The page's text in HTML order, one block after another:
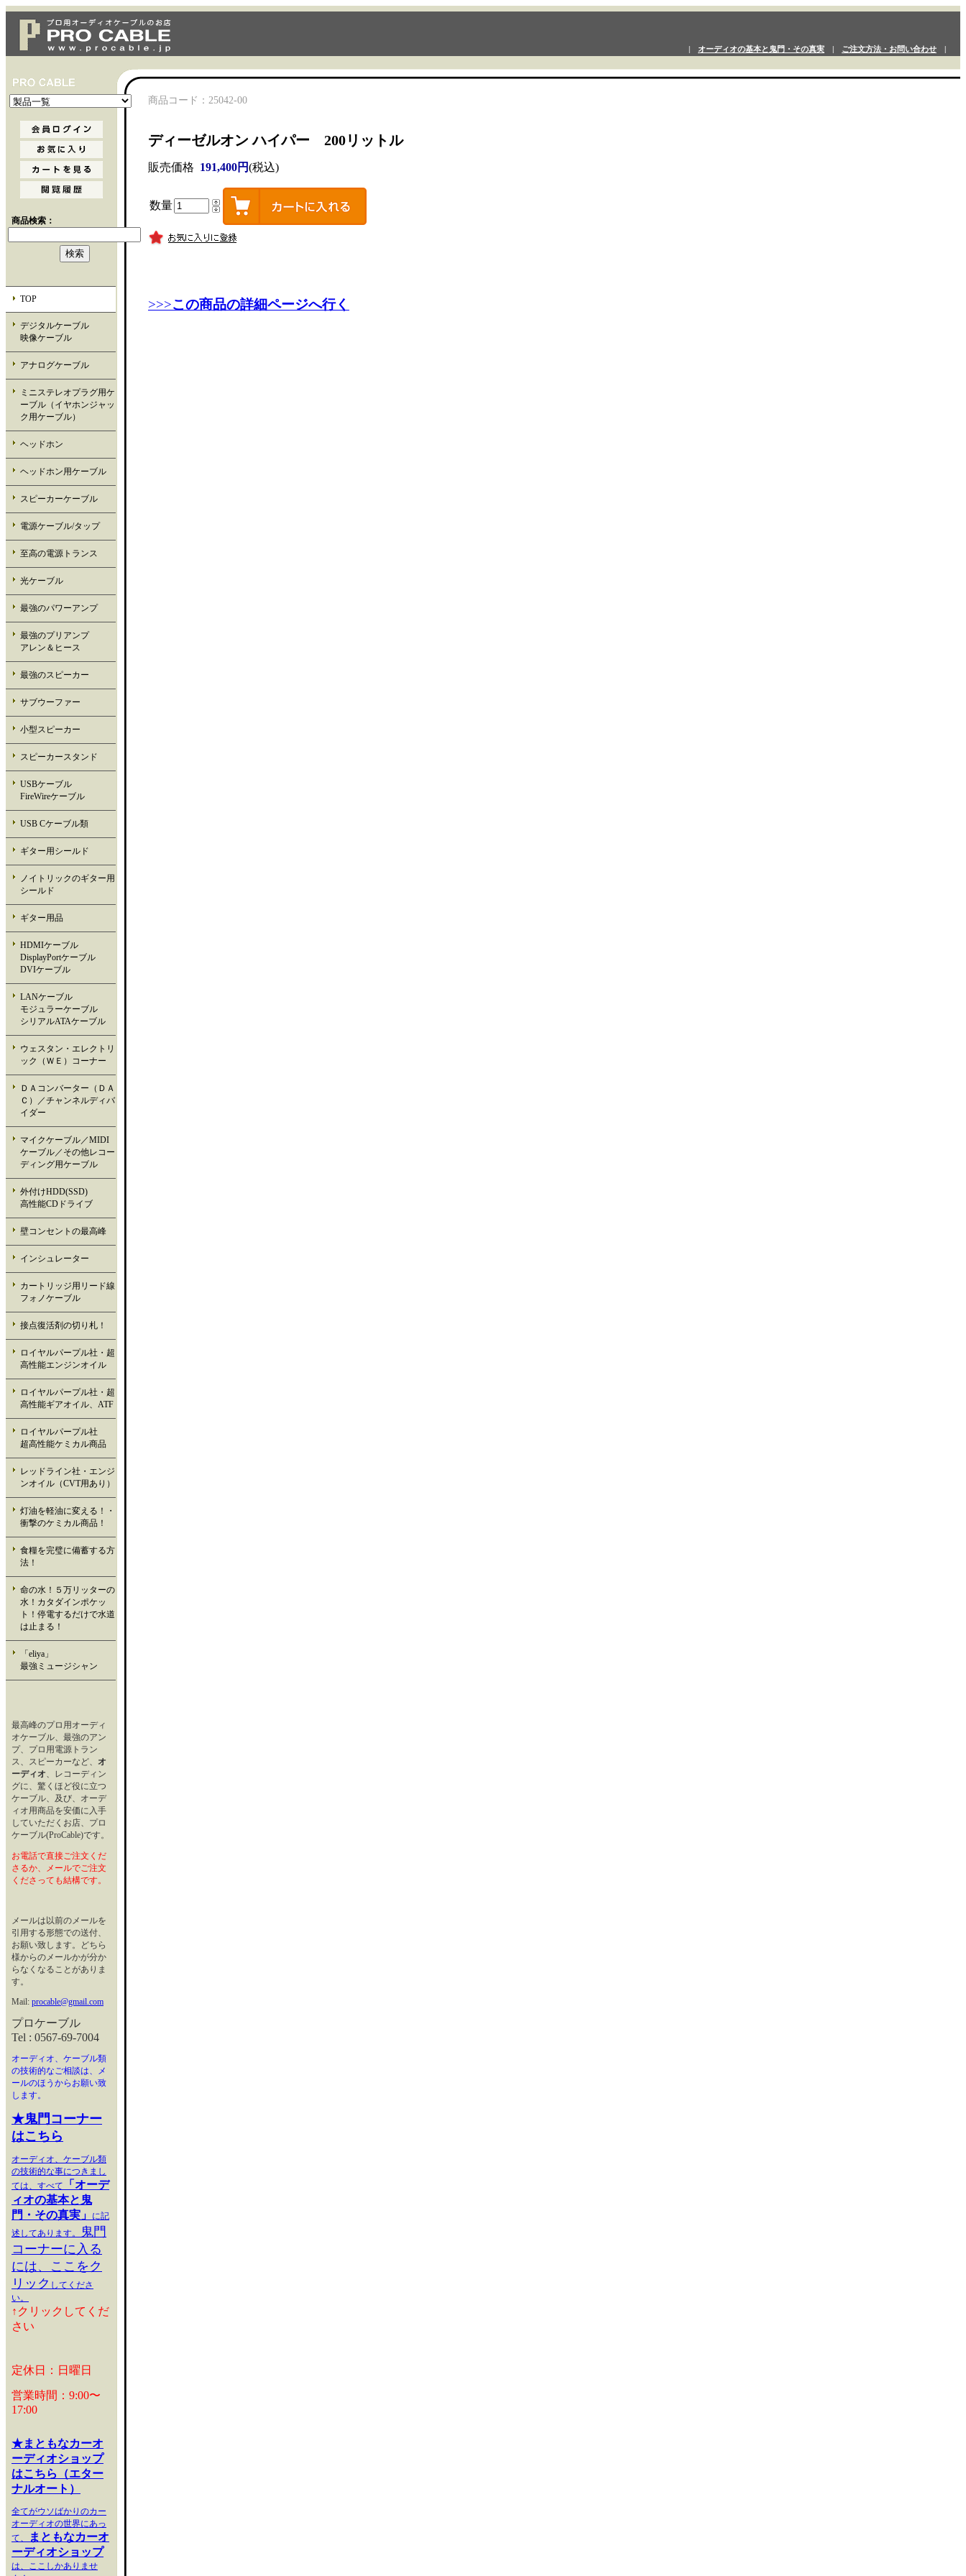
オーディオの基本と鬼門・その真実 ご注文方法・お問い合わせ
商品検索：
TOP
デジタルケーブル
映像ケーブル
アナログケーブル
ミニステレオプラグ用ケ
ーブル（イヤホンジャッ
ク用ケーブル）
ヘッドホン
ヘッドホン用ケーブル
スピーカーケーブル
電源ケーブル/タップ
至高の電源トランス
光ケーブル
最強のパワーアンプ
最強のプリアンプ
アレン＆ヒース
最強のスピーカー
サブウーファー
小型スピーカー
スピーカースタンド
USBケーブル
FireWireケーブル
USB Cケーブル類
ギター用シールド
ノイトリックのギター用
シールド
ギター用品
HDMIケーブル
DisplayPortケーブル
DVIケーブル
LANケーブル
モジュラーケーブル
シリアルATAケーブル
ウェスタン・エレクトリ
ック（ＷＥ）コーナー
ＤＡコンバーター（ＤＡ
Ｃ）／チャンネルディバ
イダー
マイクケーブル／MIDI
ケーブル／その他レコー
ディング用ケーブル
外付けHDD(SSD)
高性能CDドライブ
壁コンセントの最高峰
インシュレーター
カートリッジ用リード線
フォノケーブル
接点復活剤の切り札！
ロイヤルパープル社・超
高性能エンジンオイル
ロイヤルパープル社・超
高性能ギアオイル、ATF
ロイヤルパープル社
超高性能ケミカル商品
レッドライン社・エンジ
ンオイル（CVT用あり）
灯油を軽油に変える！・
衝撃のケミカル商品！
食糧を完璧に備蓄する方
法！
命の水！５万リッターの
水！カタダインポケッ
ト！停電するだけで水道
は止まる！
「eliya」
最強ミュージシャン
最高峰のプロ用オーディ
オケーブル、最強のアン
プ、プロ用電源トラン
ス、スピーカーなど、 オ
ーディオ、レコーディン
グに、驚くほど役に立つ
ケーブル、及び、オーデ
ィオ用商品を安価に入手
していただくお店、プロ
ケーブル(ProCable)です。
お電話で直接ご注文くだ
さるか、メールでご注文
くださっても結構です。
メールは以前のメールを
引用する形態での送付、
お願い致します。どちら
様からのメールかが分か
らなくなることがありま
す。
Mail: procable@gmail.com
プロケーブル
Tel : 0567-69-7004
オーディオ、ケーブル類
の技術的なご相談は、メ
ールのほうからお願い致
します。
★鬼門コーナー
はこちら
オーディオ、ケーブル類
の技術的な事につきまし
ては、すべて
「オーデ
ィオの基本と鬼
門・その真実」
に記
述してあります。
鬼門
コーナーに入る
には、ここをク
リック してくださ
い。
↑クリックしてくだ
さい
定休日：日曜日
営業時間：9:00〜
17:00
★まともなカーオ
ーディオショップ
はこちら（エター
ナルオート）
全てがウソばかりのカー
オーディオの世界にあっ
て、
まともなカーオ
ーディオショップ
は、ここしかありませ
商品コード：25042-00
ディーゼルオン ハイパー 200リットル
販売価格 191,400円(税込)
数量
>>>この商品の詳細ページへ行く